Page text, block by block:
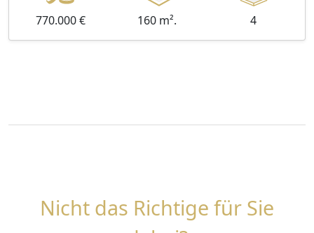
770.000 € 160 m². 4
Nicht das Richtige für Sie